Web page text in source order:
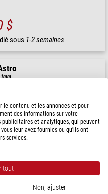
$
sous 1-2 semaines
$
sous24 h
le contenu et les annonces et pour
des informations sur votre
et analytiques, qui peuvent
leur avez fournies ou qu'ils ont
services.
tout
Non, ajuster